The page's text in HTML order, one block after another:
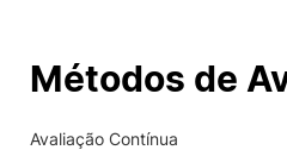
Métodos de
Avaliação Contínua